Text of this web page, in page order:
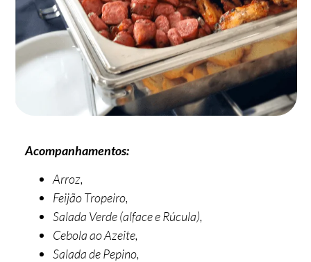
Acompanhamentos:
Arroz,
Feijão Tropeiro,
Salada Verde (alface e Rúcula),
Cebola ao Azeite,
Salada de Pepino,